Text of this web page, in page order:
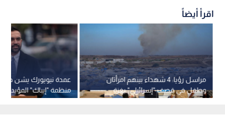
اقرأ أيضاً
عمدة نيويورك يشن
منظمة "إيباك"
ويصفها بـ"الوحوش"
مراسل رؤيا: 4 شهداء بينهم امرأتان
وطفل في قصف "إسرائيلي" بغزة